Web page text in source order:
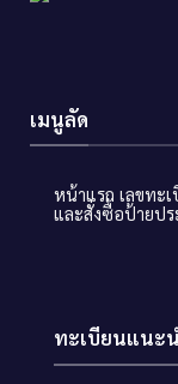
เมนูลัด
หน้าแรก เลขทะ
และสั่งซื้อป้ายปร
ทะเบียนแนะ